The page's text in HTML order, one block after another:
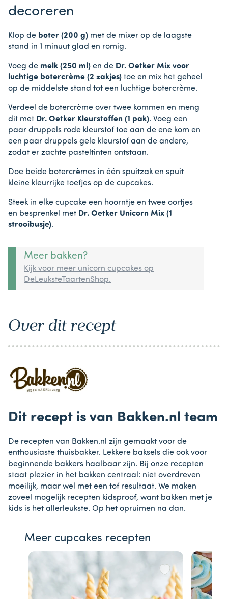
decoreren
Klop de boter (200 g) met de mixer op de laagste
stand in 1 minuut glad en romig.
Voeg de melk (250 ml) en de Dr. Oetker Mix voor
luchtige botercrème (2 zakjes) toe en mix het geheel
op de middelste stand tot een luchtige botercrème.
Verdeel de botercrème over twee kommen en meng
dit met Dr. Oetker Kleurstoffen (1 pak). Voeg een
paar druppels rode kleurstof toe aan de ene kom en
een paar druppels gele kleurstof aan de andere,
zodat er zachte pasteltinten ontstaan.
Doe beide botercrèmes in één spuitzak en spuit
kleine kleurrijke toefjes op de cupcakes.
Steek in elke cupcake een hoorntje en twee oortjes
en besprenkel met Dr. Oetker Unicorn Mix (1
strooibusje).
Meer bakken?
Kijk voor meer unicorn cupcakes op
DeLeuksteTaartenShop.
Over dit recept
Dit recept is van Bakken.nl team
De recepten van Bakken.nl zijn gemaakt voor de
enthousiaste thuisbakker. Lekkere baksels die ook voor
beginnende bakkers haalbaar zijn. Bij onze recepten
staat plezier in het bakken centraal: niet overdreven
moeilijk, maar wel met een tof resultaat. We maken
zoveel mogelijk recepten kidsproof, want bakken met je
kids is het allerleukste. Op het opruimen na dan.
Meer cupcakes recepten